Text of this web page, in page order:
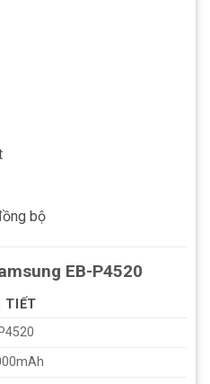
bộ
EB-P4520
TIẾT